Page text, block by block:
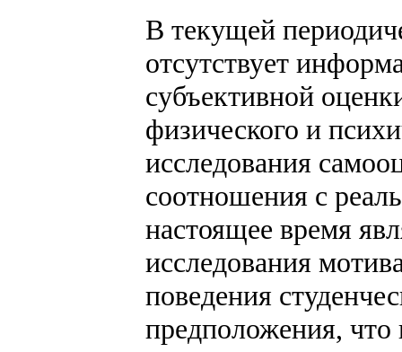
В текущей
отсутствует
субъективной
физического и
исследования
соотношения с
настоящее время
исследования
поведения
предположения, что